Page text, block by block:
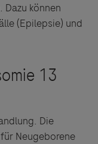
können
(Epilepsie) und
Die
Neugeborene